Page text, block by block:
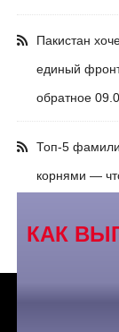
Пакистан
единый
обратное
Топ-5
корнями —
КАК